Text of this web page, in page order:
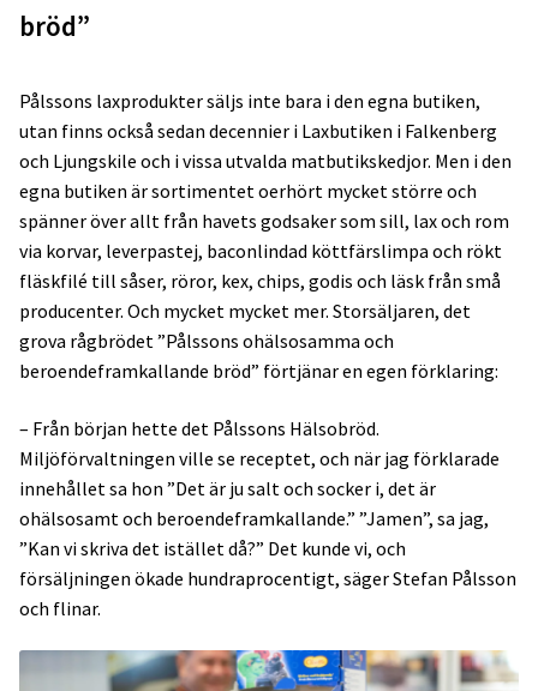
bröd”
Pålssons laxprodukter säljs inte bara i den egna butiken,
utan finns också sedan decennier i Laxbutiken i Falkenberg
och Ljungskile och i vissa utvalda matbutikskedjor. Men i den
egna butiken är sortimentet oerhört mycket större och
spänner över allt från havets godsaker som sill, lax och rom
via korvar, leverpastej, baconlindad köttfärslimpa och rökt
fläskfilé till såser, röror, kex, chips, godis och läsk från små
producenter. Och mycket mycket mer. Storsäljaren, det
grova rågbrödet ”Pålssons ohälsosamma och
beroendeframkallande bröd” förtjänar en egen förklaring:
– Från början hette det Pålssons Hälsobröd.
Miljöförvaltningen ville se receptet, och när jag förklarade
innehållet sa hon ”Det är ju salt och socker i, det är
ohälsosamt och beroendeframkallande.” ”Jamen”, sa jag,
”Kan vi skriva det istället då?” Det kunde vi, och
försäljningen ökade hundraprocentigt, säger Stefan Pålsson
och flinar.